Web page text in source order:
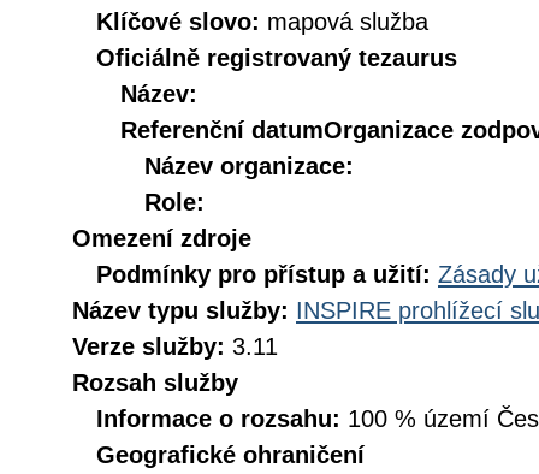
Klíčové slovo: mapová služba
Oficiálně registrovaný tezaurus
Název:
Referenční datumOrganizace
Název organizace:
Role:
Omezení zdroje
Podmínky pro přístup a užití: Zásady
Název typu služby: INSPIRE prohlížecí
Verze služby: 3.11
Rozsah služby
Informace o rozsahu: 100 % území
Geografické ohraničení